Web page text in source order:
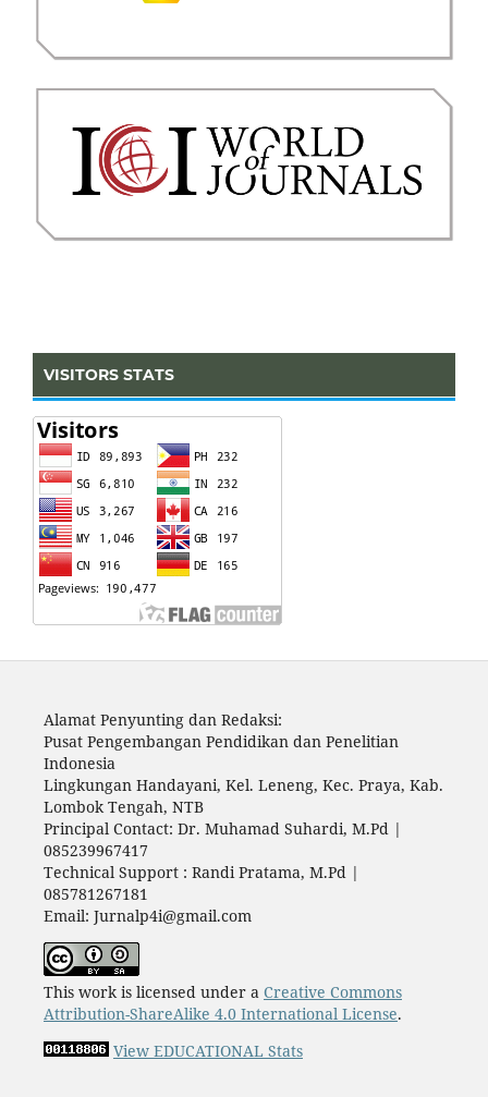
VISITORS STATS
Alamat Penyunting dan Redaksi:
Pusat Pengembangan Pendidikan dan Penelitian
Indonesia
Lingkungan Handayani, Kel. Leneng, Kec. Praya, Kab.
Lombok Tengah, NTB
Principal Contact: Dr. Muhamad Suhardi, M.Pd |
085239967417
Technical Support : Randi Pratama, M.Pd |
085781267181
Email: Jurnalp4i@gmail.com
This work is licensed under a Creative Commons
Attribution-ShareAlike 4.0 International License.
View EDUCATIONAL Stats